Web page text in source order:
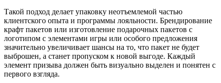
Такой подход делает упаковку неотъемлемой частью
клиентского опыта и программы лояльности. Брендирование
крафт пакетов или изготовление подарочных пакетов с
логотипом с элементами игры или особого предложения
значительно увеличивает шансы на то, что пакет не будет
выброшен, а станет пропуском к новой выгоде. Каждый
элемент призыва должен быть визуально выделен и понятен с
первого взгляда.